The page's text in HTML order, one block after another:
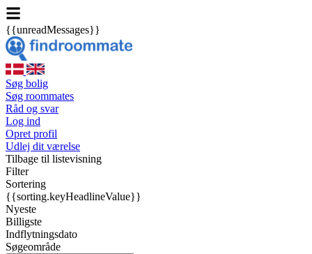
{{unreadMessages}}
Søg bolig
Søg roommates
Råd og svar
Log ind
Opret profil
Udlej dit værelse
Tilbage til listevisning
Filter
Sortering
{{sorting.keyHeadlineValue}}
Nyeste
Billigste
Indflytningsdato
Søgeområde